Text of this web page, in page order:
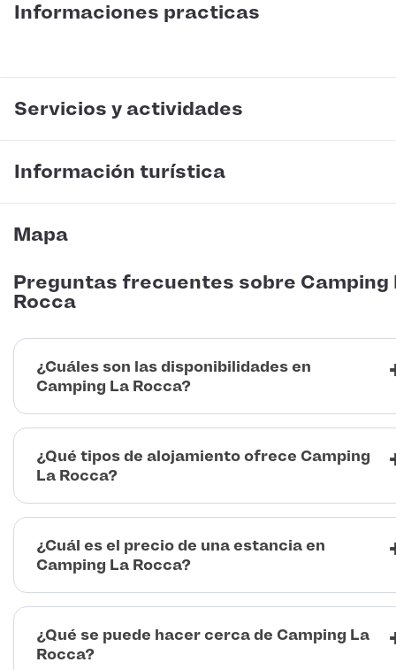
Informaciones practicas
Servicios y actividades
Información turística
Mapa
Preguntas frecuentes sobre Camping
Rocca
¿Cuáles son las disponibilidades en
Camping La Rocca?
¿Qué tipos de alojamiento ofrece Camping
La Rocca?
¿Cuál es el precio de una estancia en
Camping La Rocca?
¿Qué se puede hacer cerca de Camping La
Rocca?